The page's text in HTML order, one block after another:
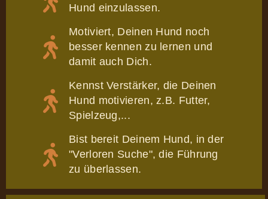
Hund einzulassen.
Motiviert, Deinen Hund noch
besser kennen zu lernen und
damit auch Dich.
Kennst Verstärker, die Deinen
Hund motivieren, z.B. Futter,
Spielzeug,...
Bist bereit Deinem Hund, in der
"Verloren Suche", die Führung
zu überlassen.